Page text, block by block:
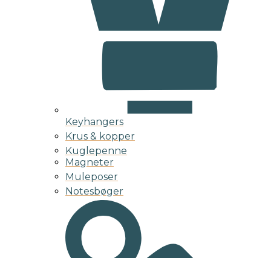
Keyhangers
Krus & kopper
Kuglepenne
Magneter
Muleposer
Notesbøger